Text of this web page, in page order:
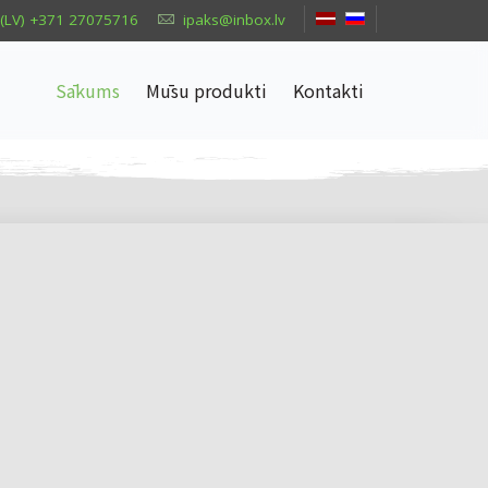
(LV) +371 27075716 ipaks@inbox.lv
Sākums Mūsu produkti Kontakti